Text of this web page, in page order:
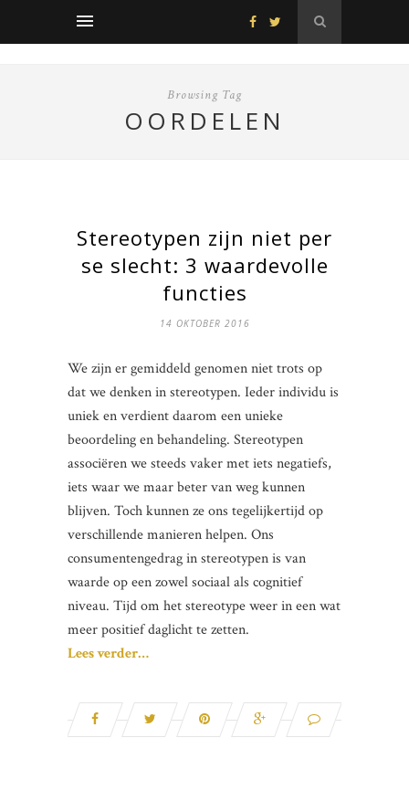
Browsing Tag
OORDELEN
Stereotypen zijn niet per
se slecht: 3 waardevolle
functies
14 OKTOBER 2016
We zijn er gemiddeld genomen niet trots op
dat we denken in stereotypen. Ieder individu is
uniek en verdient daarom een unieke
beoordeling en behandeling. Stereotypen
associëren we steeds vaker met iets negatiefs,
iets waar we maar beter van weg kunnen
blijven. Toch kunnen ze ons tegelijkertijd op
verschillende manieren helpen. Ons
consumentengedrag in stereotypen is van
waarde op een zowel sociaal als cognitief
niveau. Tijd om het stereotype weer in een wat
meer positief daglicht te zetten.
Lees verder…